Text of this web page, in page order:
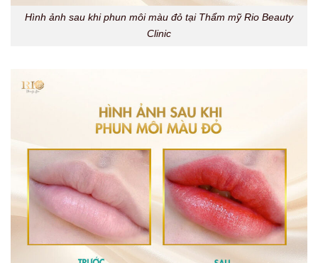
Hình ảnh sau khi phun môi màu đỏ tại Thẩm mỹ Rio Beauty
Clinic